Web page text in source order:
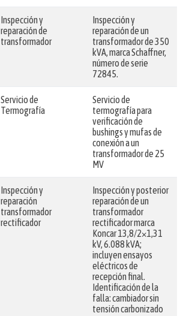
Inspección y
reparación de
transformador
Inspección y
reparación de un
transformador de 350
kVA, marca Schaffner,
número de serie
72845.
Servicio de
Termografía
Servicio de
termografía para
verificación de
bushings y mufas de
conexión a un
transformador de 25
MV
Inspección y
reparación
transformador
rectificador
Inspección y posterior
reparación de un
transformador
rectificador marca
Koncar 13,8/2×1,31
kV, 6.088 kVA;
incluyen ensayos
eléctricos de
recepción final.
Identificación de la
falla: cambiador sin
tensión carbonizado